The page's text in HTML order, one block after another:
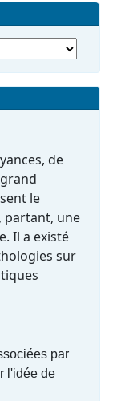
de
le
partant, une
Il a existé
sur
par
l'idée de